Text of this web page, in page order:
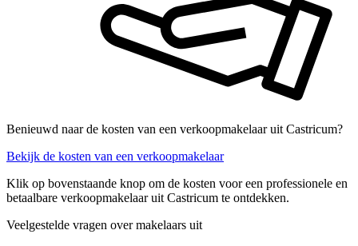
Benieuwd naar de kosten van een verkoopmakelaar uit Castricum?
Bekijk de kosten van een verkoopmakelaar
Klik op bovenstaande knop om de kosten voor een professionele en
betaalbare verkoopmakelaar uit Castricum te ontdekken.
Veelgestelde vragen over makelaars uit